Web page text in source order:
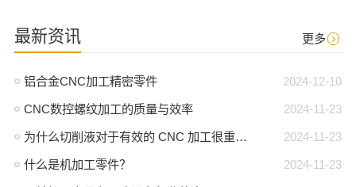
最新资讯 更多
2024-12-10
铝合金CNC加工精密零件
2024-11-23
CNC数控螺纹加工的质量与效率
2024-11-23
为什么切削液对于有效的 CNC 加工很重要？
2024-11-23
什么是机加工零件？